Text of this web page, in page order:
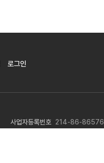
로그인
사업자등록번호 214-86-86576